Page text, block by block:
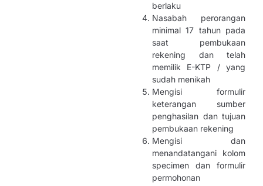
berlaku
Nasabah perorangan
minimal 17 tahun pada
saat pembukaan
rekening dan telah
memilik E-KTP / yang
sudah menikah
Mengisi formulir
keterangan sumber
penghasilan dan tujuan
pembukaan rekening
Mengisi dan
menandatangani kolom
specimen dan formulir
permohonan